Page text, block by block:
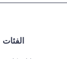
الفئات